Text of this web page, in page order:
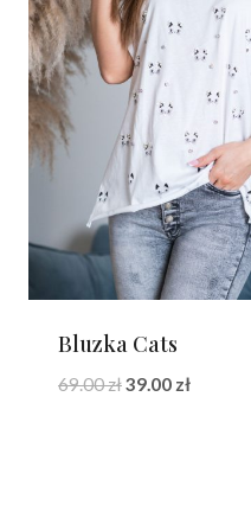
Bluzka Cats
69.00złPierwotna
39.00 złAktualna